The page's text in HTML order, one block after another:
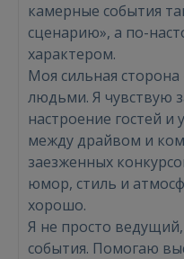
камерные события
сценарию», а по-
характером.
Моя сильная
людьми. Я чувствую
настроение гостей
между драйвом и
заезженных
юмор, стиль и
хорошо.
Я не просто
события. Помогаю